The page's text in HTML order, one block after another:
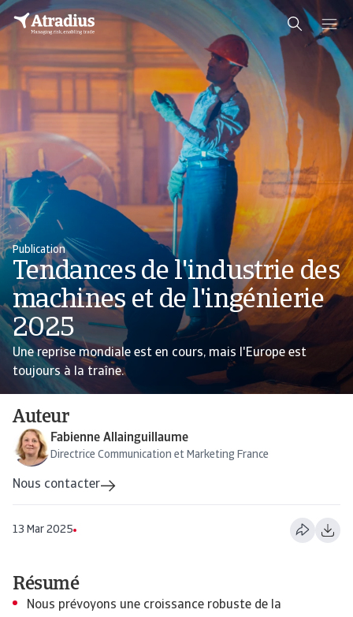
Publication
Tendances de l'industrie des
machines et de l'ingénierie
2025
Une reprise mondiale est en cours, mais l'Europe est
toujours à la traîne.
Auteur
Fabienne Allainguillaume
Directrice Communication et Marketing France
Nous contacter
13 Mar 2025
Résumé
Nous prévoyons une croissance robuste de la